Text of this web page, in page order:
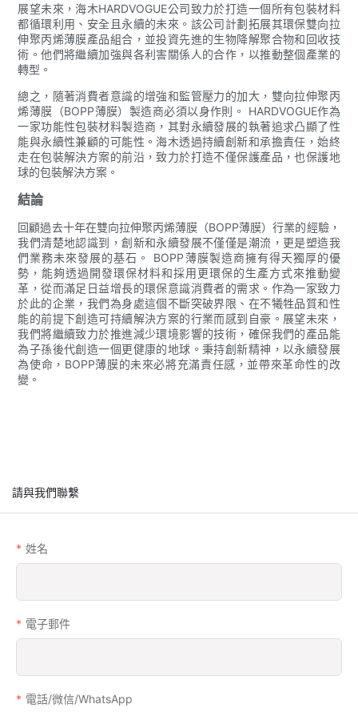
展望未來，海木HARDVOGUE公司致力於打造一個所有包裝材料
都循環利用、安全且永續的未來。該公司計劃拓展其環保雙向拉
伸聚丙烯薄膜產品組合，並投資先進的生物降解聚合物和回收技
術。他們將繼續加強與各利害關係人的合作，以推動整個產業的
轉型。
總之，隨著消費者意識的增強和監管壓力的加大，雙向拉伸聚丙
烯薄膜（BOPP薄膜）製造商必須以身作則。 HARDVOGUE作為
一家功能性包裝材料製造商，其對永續發展的執著追求凸顯了性
能與永續性兼顧的可能性。海木透過持續創新和承擔責任，始終
走在包裝解決方案的前沿，致力於打造不僅保護產品，也保護地
球的包裝解決方案。
結論
回顧過去十年在雙向拉伸聚丙烯薄膜（BOPP薄膜）行業的經驗，
我們清楚地認識到，創新和永續發展不僅僅是潮流，更是塑造我
們業務未來發展的基石。 BOPP薄膜製造商擁有得天獨厚的優
勢，能夠透過開發環保材料和採用更環保的生產方式來推動變
革，從而滿足日益增長的環保意識消費者的需求。作為一家致力
於此的企業，我們為身處這個不斷突破界限、在不犧牲品質和性
能的前提下創造可持續解決方案的行業而感到自豪。展望未來，
我們將繼續致力於推進減少環境影響的技術，確保我們的產品能
為子孫後代創造一個更健康的地球。秉持創新精神，以永續發展
為使命，BOPP薄膜的未來必將充滿責任感，並帶來革命性的改
變。
請與我們聯繫
姓名
電子郵件
電話/微信/WhatsApp